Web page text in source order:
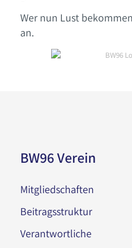
Wer nun Lust
an.
BW96 Verein
Mitgliedschaften
Beitragsstruktur
Verantwortliche